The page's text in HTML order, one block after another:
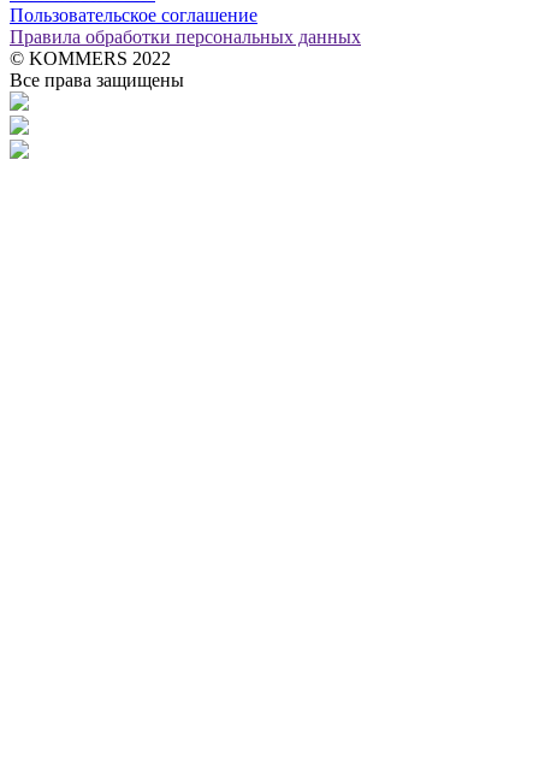
Пользовательское соглашение
Правила обработки персональных данных
© KOMMERS 2022
Все права защищены